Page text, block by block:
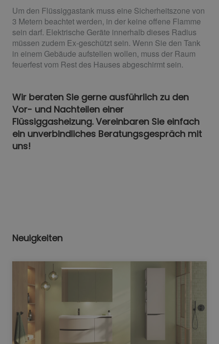
Um den Flüssiggastank muss eine Sicherheitszone von
3 Metern beachtet werden, in der keine offene Flamme
sein darf. Elektrische Geräte innerhalb dieses Radius
müssen zudem Ex-geschützt sein. Wenn Sie den Tank
in einem Gebäude aufstellen wollen, muss der Raum
feuerfest vom Rest des Hauses abgeschirmt sein.
Wir beraten Sie gerne ausführlich zu den
Vor- und Nachteilen einer
Flüssiggasheizung. Vereinbaren Sie einfach
ein unverbindliches Beratungsgespräch mit
uns!
Neuigkeiten